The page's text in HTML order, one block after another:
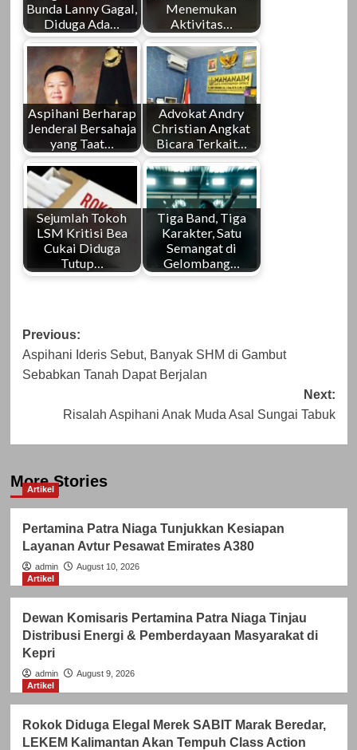
Bunda Lanny Gagal,
Diduga Ada…
Menemukan
Aktivitas…
Aspihani Berharap
Jenderal Bersahaja
yang Taat…
Advokat Andry
Christian Angkat
Bicara Terkait…
Sejumlah Tokoh
LSM Kritisi Bea
Cukai Diduga
Tutup…
Tiga Band, Tiga
Karakter, Satu
Semangat di
Gelombang…
Post
navigation
Previous:
Aspihani Ideris Sebut, Banyak SHM di Gambut
Sebabkan Tanah Dapat Berjalan
Next:
Risalah Aspihani Anak Muda Asal Sungai Tabuk
More Stories
Artikel
Pertamina Patra Niaga Tunjukkan Kesiapan
Layanan Avtur Pesawat Emirates A380
admin
August 10, 2026
Artikel
Dewan Komisaris Pertamina Patra Niaga Tinjau
Distribusi Energi & Pemberdayaan Masyarakat di
Kepri
admin
August 9, 2026
Artikel
Rokok Diduga Elegal Merek SABIT Marak Beredar,
LEKEM Kalimantan Akan Tempuh Class Action